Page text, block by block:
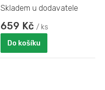
Skladem u dodavatele
659 Kč / ks
Do košíku